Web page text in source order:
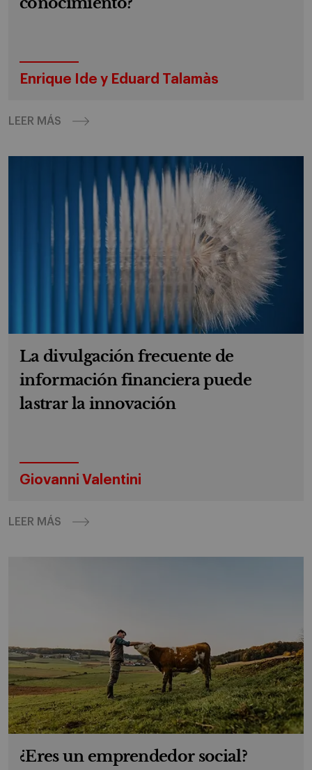
Enrique Ide y Eduard Talamàs
LEER MÁS
La divulgación frecuente de
información financiera puede
lastrar la innovación
Giovanni Valentini
LEER MÁS
¿Eres un emprendedor social?